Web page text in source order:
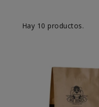
Hay 10 productos.